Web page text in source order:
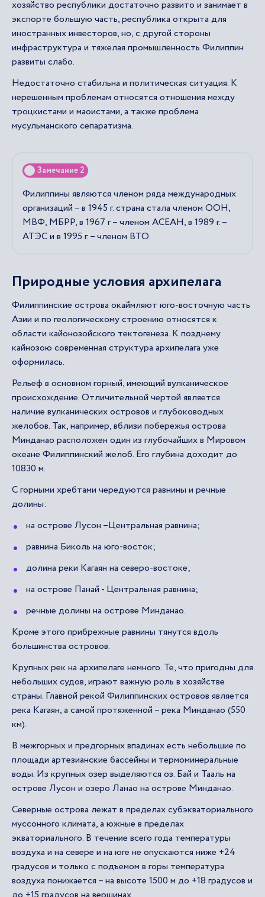
хозяйство республики достаточно развито и занимает в
экспорте большую часть, республика открыта для
иностранных инвесторов, но, с другой стороны
инфраструктура и тяжелая промышленность Филиппин
развиты слабо.
Недостаточно стабильна и политическая ситуация. К
нерешенным проблемам относятся отношения между
троцкистами и маоистами, а также проблема
мусульманского сепаратизма.
Замечание 2
Филиппины являются членом ряда международных
организаций – в 1945 г. страна стала членом ООН,
МВФ, МБРР, в 1967 г – членом АСЕАН, в 1989 г. –
АТЭС и в 1995 г. – членом ВТО.
Природные условия архипелага
Филиппинские острова окаймляют юго-восточную часть
Азии и по геологическому строению относятся к
области кайонозойского тектогенеза. К позднему
кайнозою современная структура архипелага уже
оформилась.
Рельеф в основном горный, имеющий вулканическое
происхождение. Отличительной чертой является
наличие вулканических островов и глубоководных
желобов. Так, например, вблизи побережья острова
Минданао расположен один из глубочайших в Мировом
океане Филиппинский желоб. Его глубина доходит до
10830 м.
С горными хребтами чередуются равнины и речные
долины:
на острове Лусон –Центральная равнина;
равнина Биколь на юго-восток;
долина реки Кагаян на северо-востоке;
на острове Панай - Центральная равнина;
речные долины на острове Минданао.
Кроме этого прибрежные равнины тянутся вдоль
большинства островов.
Крупных рек на архипелаге немного. Те, что пригодны для
небольших судов, играют важную роль в хозяйстве
страны. Главной рекой Филиппинских островов является
река Кагаян, а самой протяженной – река Минданао (550
км).
В межгорных и предгорных впадинах есть небольшие по
площади артезианские бассейны и термоминеральные
воды. Из крупных озер выделяются оз. Бай и Тааль на
острове Лусон и озеро Ланао на острове Минданао.
Северные острова лежат в пределах субэкваториального
муссонного климата, а южные в пределах
экваториального. В течение всего года температуры
воздуха и на севере и на юге не опускаются ниже +24
градусов и только с подъемом в горы температура
воздуха понижается – на высоте 1500 м до +18 градусов и